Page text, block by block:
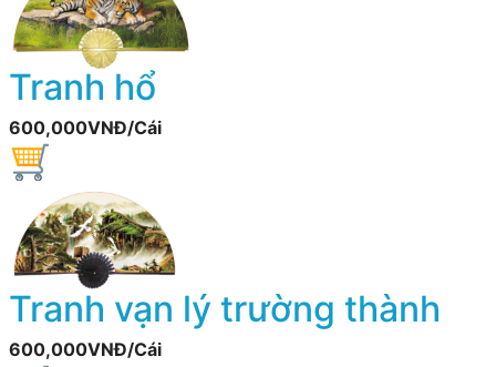
Tranh hổ
600,000VNĐ/Cái
Tranh vạn lý trường thành
600,000VNĐ/Cái